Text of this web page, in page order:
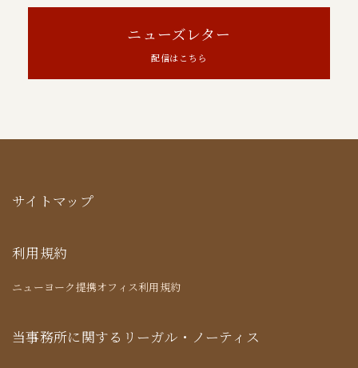
ニューズレター
配信はこちら
サイトマップ
利用規約
ニューヨーク提携オフィス利用規約
当事務所に関するリーガル・ノーティス